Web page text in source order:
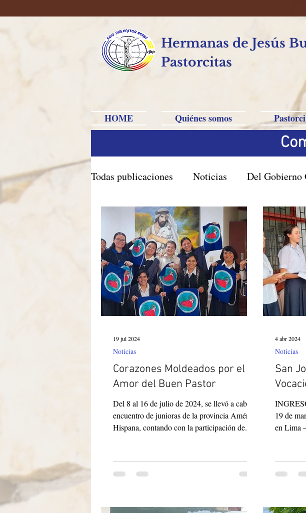
Hermanas de Jesús
Pastorcitas
HOME Quiénes somos
Todas publicaciones Noticias Del Gobierno
Brasil Caxias do Sul Brasil San Pablo
Itália-Albania-Mozambico Corea del Sur
Corazones Moldeados por el
Amor del Buen Pastor
Del 8 al 16 de julio de 2024, se llevó a cabo el
encuentro de junioras de la provincia América
Hispana, contando con la participación de...
Noticias
19 jul 2024
San
19 de
en Lima
Noticias
4 abr 2024